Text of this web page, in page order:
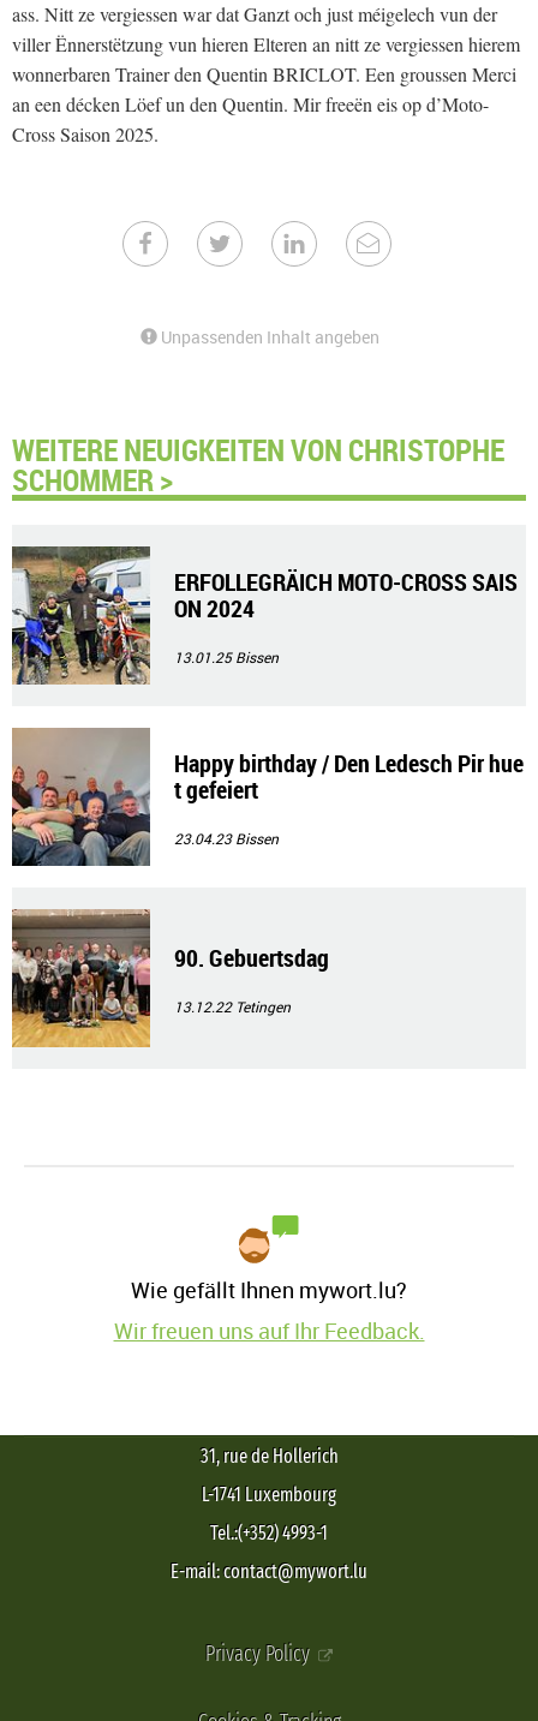
ass. Nitt ze vergiessen war dat Ganzt och just méigelech vun der
viller Ënnerstëtzung vun hieren Elteren an nitt ze vergiessen hierem
wonnerbaren Trainer den Quentin BRICLOT. Een groussen Merci
an een décken Löef un den Quentin. Mir freeën eis op d’Moto-
Cross Saison 2025.
Unpassenden Inhalt angeben
WEITERE NEUIGKEITEN VON CHRISTOPHE
SCHOMMER >
ERFOLLEGRÄICH MOTO-CROSS SAIS
ON 2024
13.01.25Bissen
Happy birthday / Den Ledesch Pir hue
t gefeiert
23.04.23Bissen
90. Gebuertsdag
13.12.22 Tetingen
Wie gefällt Ihnen mywort.lu?
Wir freuen uns auf Ihr Feedback.
31, rue de Hollerich
L-1741 Luxembourg
Tel.:(+352) 4993-1
E-mail: contact@mywort.lu
Privacy Policy